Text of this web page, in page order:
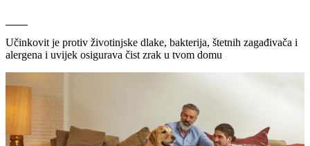
Učinkovit je protiv životinjske dlake, bakterija, štetnih zagađivača i
alergena i uvijek osigurava čist zrak u tvom domu